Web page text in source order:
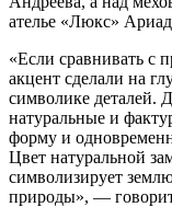
ателье «Люкс»
«Если сравнивать с
акцент сделали на
символике деталей.
натуральные и
форму и
Цвет натуральной
символизирует
природы», —